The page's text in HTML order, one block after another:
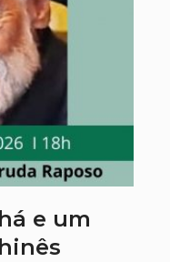
e um